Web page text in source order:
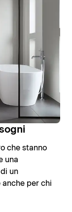
che stanno
una
un
per chi